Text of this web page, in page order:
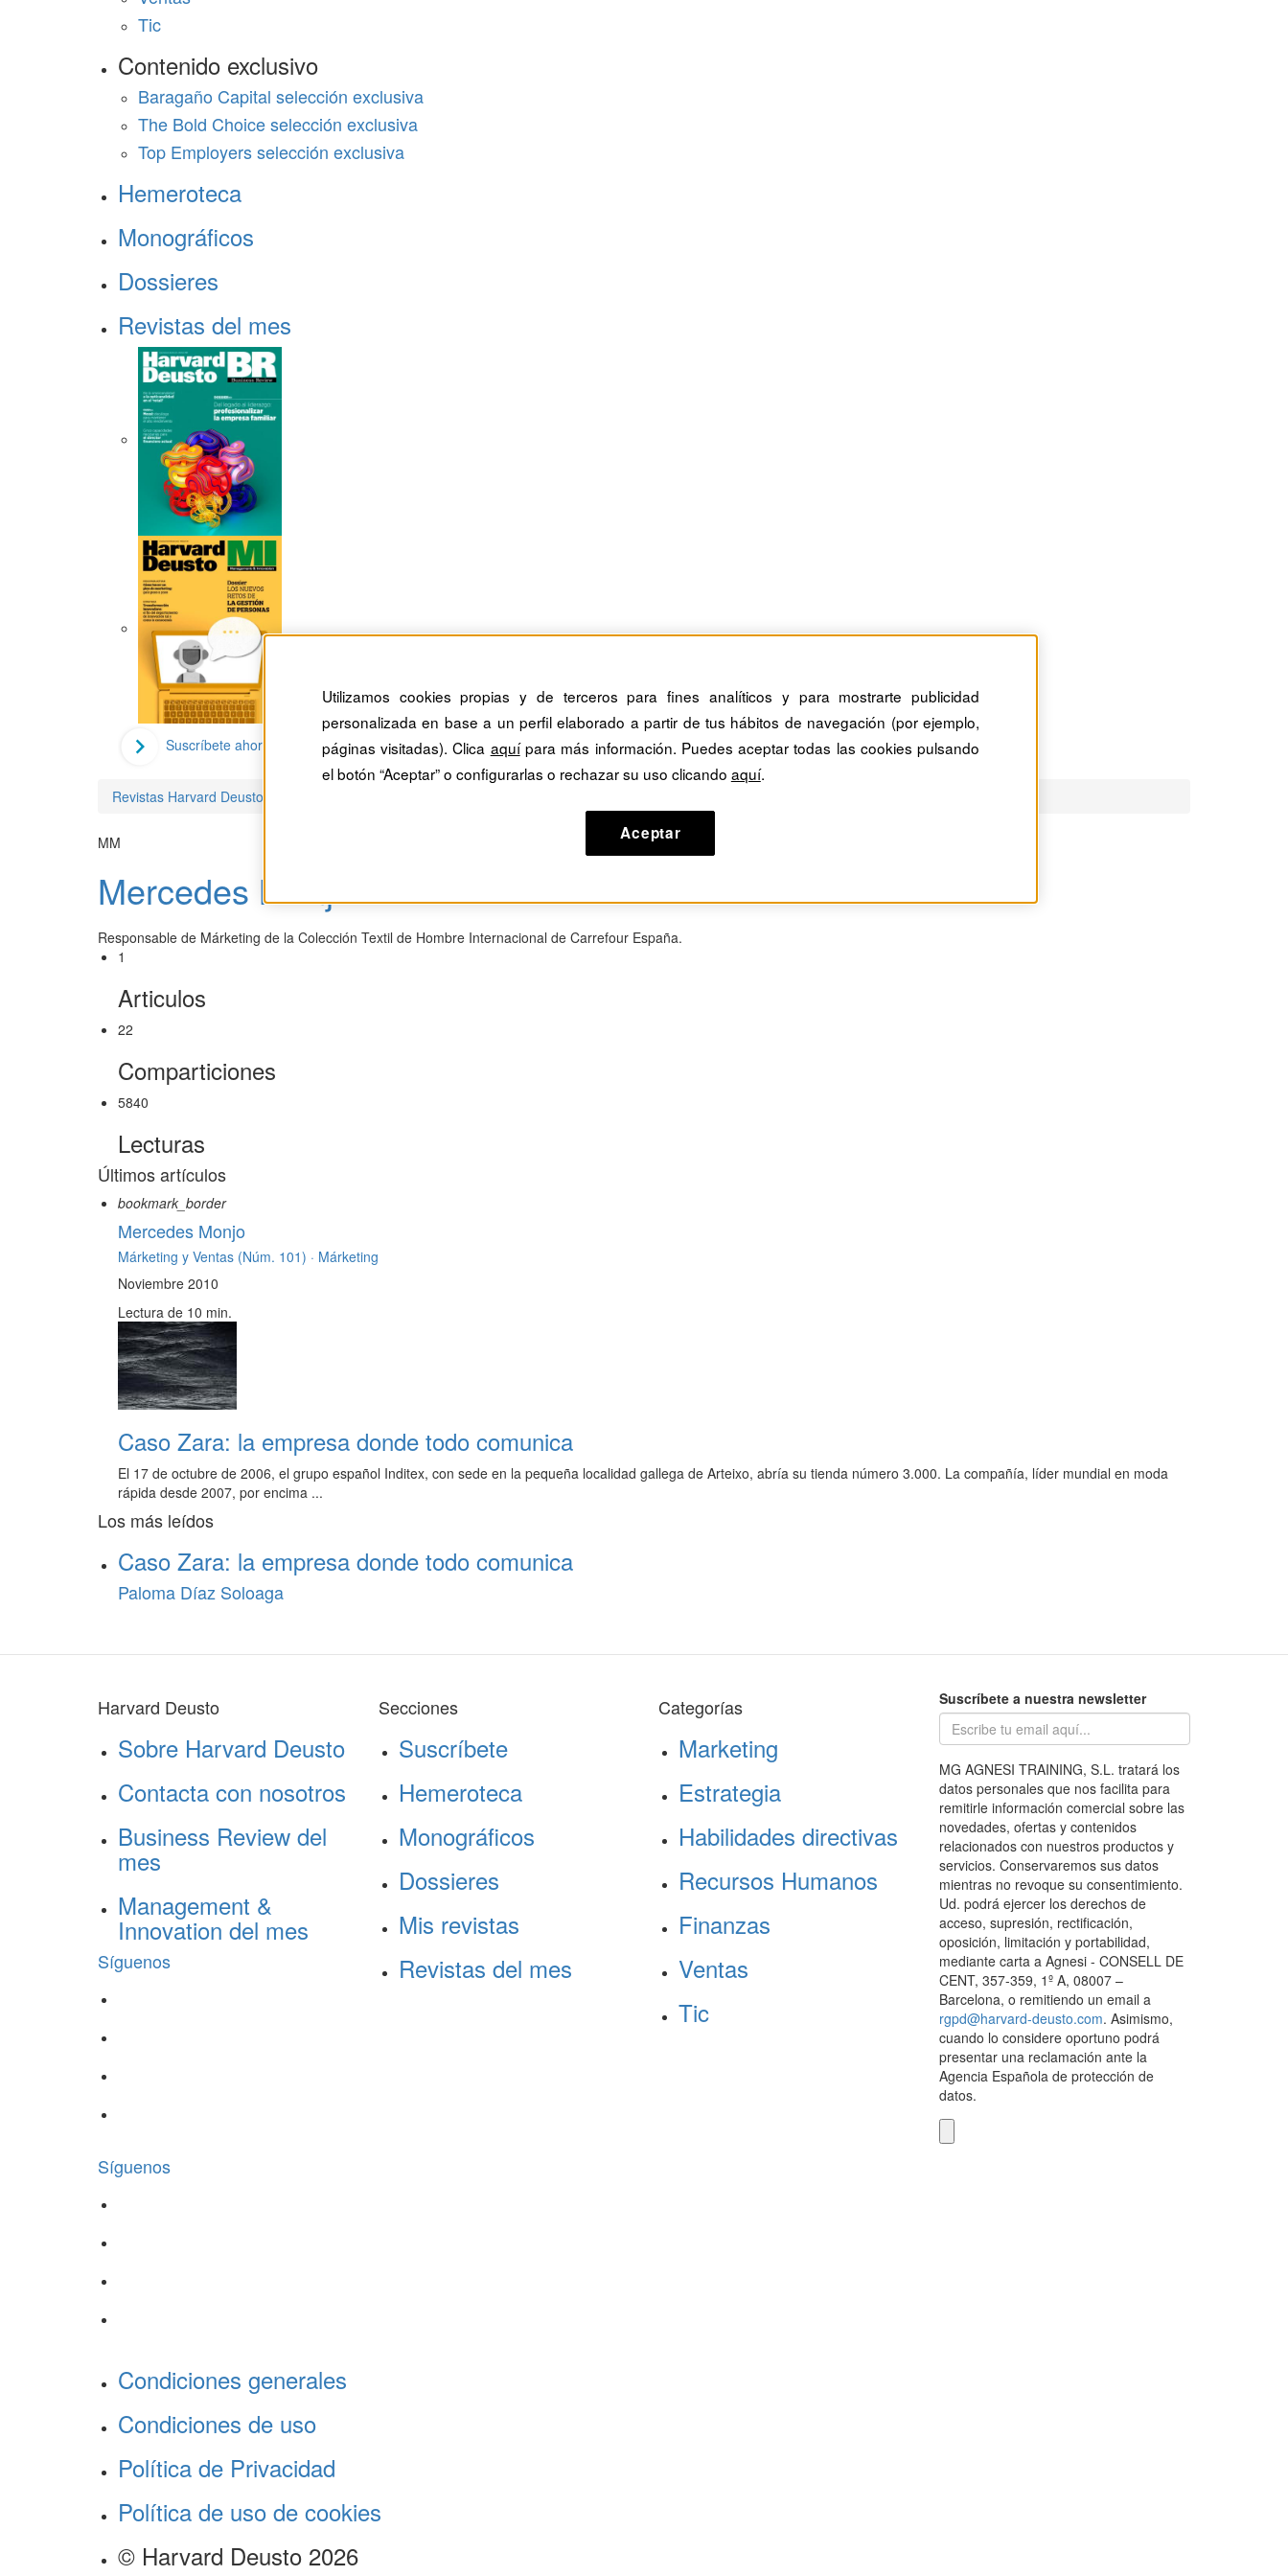
Tic
Contenido exclusivo
Baragaño Capital selección exclusiva
The Bold Choice selección exclusiva
Top Employers selección exclusiva
Hemeroteca
Monográficos
Dossieres
Revistas del mes
Suscríbete ahora
Revistas Harvard Deusto
MM
Mercedes Monjo
Responsable de Márketing de la Colección Textil de Hombre Internacional de Carrefour España.
1
Articulos
22
Comparticiones
5840
Lecturas
Últimos artículos
bookmark_border
Mercedes Monjo
Márketing y Ventas (Núm. 101) · Márketing
Noviembre 2010
Lectura de 10 min.
Caso Zara: la empresa donde todo comunica
El 17 de octubre de 2006, el grupo español Inditex, con sede en la pequeña localidad gallega de Arteixo, abría su tienda número 3.000. La compañía, líder mundial en moda
rápida desde 2007, por encima ...
Los más leídos
Caso Zara: la empresa donde todo comunica
Paloma Díaz Soloaga
Harvard Deusto
Sobre Harvard Deusto
Contacta con nosotros
Business Review del
mes
Management &
Innovation del mes
Síguenos
Secciones
Suscríbete
Hemeroteca
Monográficos
Dossieres
Mis revistas
Revistas del mes
Categorías
Marketing
Estrategia
Habilidades directivas
Recursos Humanos
Finanzas
Ventas
Tic
Suscríbete a nuestra newsletter
MG AGNESI TRAINING, S.L. tratará los
datos personales que nos facilita para
remitirle información comercial sobre las
novedades, ofertas y contenidos
relacionados con nuestros productos y
servicios. Conservaremos sus datos
mientras no revoque su consentimiento.
Ud. podrá ejercer los derechos de
acceso, supresión, rectificación,
oposición, limitación y portabilidad,
mediante carta a Agnesi - CONSELL DE
CENT, 357-359, 1º A, 08007 –
Barcelona, o remitiendo un email a
rgpd@harvard-deusto.com. Asimismo,
cuando lo considere oportuno podrá
presentar una reclamación ante la
Agencia Española de protección de
datos.
Síguenos
Condiciones generales
Condiciones de uso
Política de Privacidad
Política de uso de cookies
© Harvard Deusto 2026
Utilizamos cookies propias y de terceros para fines analíticos y para mostrarte publicidad
personalizada en base a un perfil elaborado a partir de tus hábitos de navegación (por ejemplo,
páginas visitadas). Clica aquípara más información. Puedes aceptar todas las cookies pulsando
el botón “Aceptar” o configurarlas o rechazar su uso clicando aquí.
Aceptar